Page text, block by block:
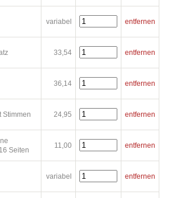
variabel entfernen
33,54 entfernen
36,14 entfernen
Stimmen 24,95 entfernen
Seiten
11,00 entfernen
variabel entfernen